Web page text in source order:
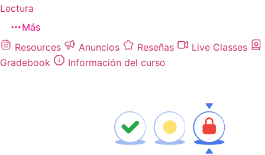
Lectura
Más
Resources
Anuncios Reseñas
Live Classes
Gradebook
Información del curso